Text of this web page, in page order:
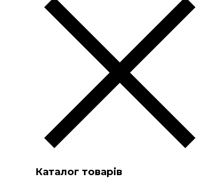
Каталог товарів